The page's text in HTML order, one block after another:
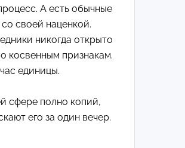
А есть обычные
своей наценкой.
никогда открыто
косвенным признакам.
единицы.
сфере полно копий,
его за один вечер.